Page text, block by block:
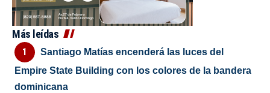
Más leídas
Santiago Matías encenderá las luces del
Empire State Building con los colores de la bandera
dominicana